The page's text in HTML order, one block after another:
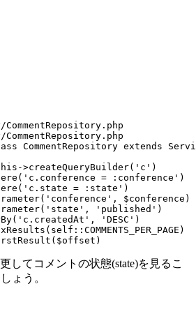
CommentRepository extends
>createQueryBuilder('c')
= :state')
'published')
'DESC')
してコメントの状態(state)を見るこ
ょう。